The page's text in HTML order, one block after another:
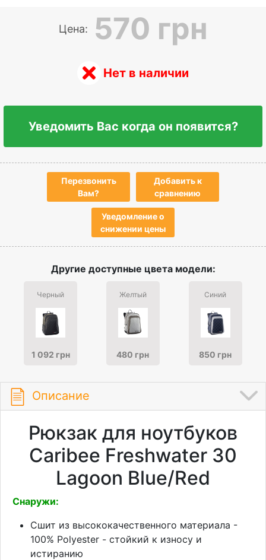
Цена: 570 грн
Нет в наличии
Уведомить Вас когда он появится?
Перезвонить
Вам?
Добавить к
сравнению
Уведомление о
снижении цены
Другие доступные цвета модели:
Черный
1 092 грн
Желтый
480 грн
Синий
850 грн
Описание
Рюкзак для ноутбуков
Caribee Freshwater 30
Lagoon Blue/Red
Снаружи:
Сшит из высококачественного материала -
100% Polyester - стойкий к износу и
истиранию